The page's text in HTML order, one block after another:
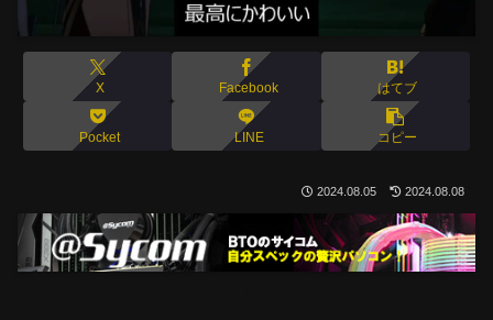
X Facebook はてブ
Pocket LINE コピー
2024.08.05 2024.08.08